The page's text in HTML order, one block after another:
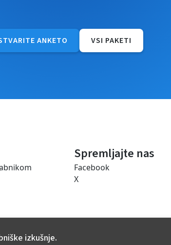
ANKETO VSI PAKETI
Spremljajte nas
Facebook
X
izkušnje.